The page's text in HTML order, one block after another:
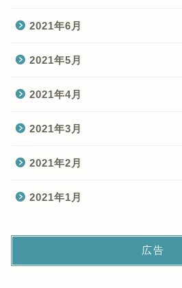
2021年6月
2021年5月
2021年4月
2021年3月
2021年2月
2021年1月
広告